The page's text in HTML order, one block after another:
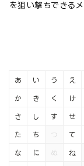
を狙い撃ちできる
あ い う え
か き く け
さ し す せ
た ち つ て
な に ぬ ね